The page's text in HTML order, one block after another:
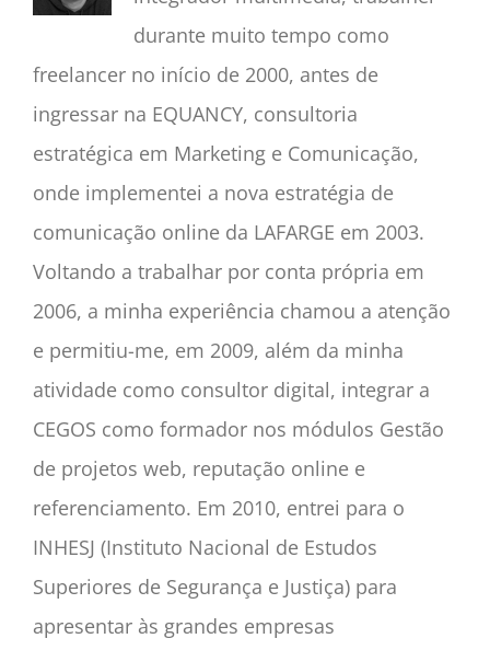
durante muito tempo como
freelancer no início de 2000, antes de
ingressar na EQUANCY, consultoria
estratégica em Marketing e Comunicação,
onde implementei a nova estratégia de
comunicação online da LAFARGE em 2003.
Voltando a trabalhar por conta própria em
2006, a minha experiência chamou a atenção
e permitiu-me, em 2009, além da minha
atividade como consultor digital, integrar a
CEGOS como formador nos módulos Gestão
de projetos web, reputação online e
referenciamento. Em 2010, entrei para o
INHESJ (Instituto Nacional de Estudos
Superiores de Segurança e Justiça) para
apresentar às grandes empresas